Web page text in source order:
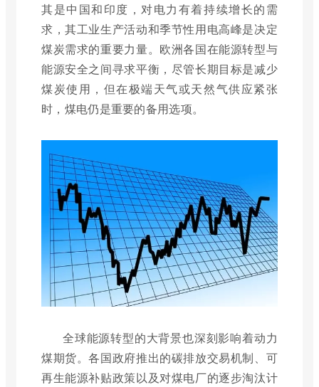
其是中国和印度，对电力有着持续增长的需
求，其工业生产活动和季节性用电高峰是决定
煤炭需求的重要力量。欧洲各国在能源转型与
能源安全之间寻求平衡，尽管长期目标是减少
煤炭使用，但在极端天气或天然气供应紧张
时，煤电仍是重要的备用选项。
全球能源转型的大背景也深刻影响着动力
煤期货。各国政府推出的碳排放交易机制、可
再生能源补贴政策以及对煤电厂的逐步淘汰计